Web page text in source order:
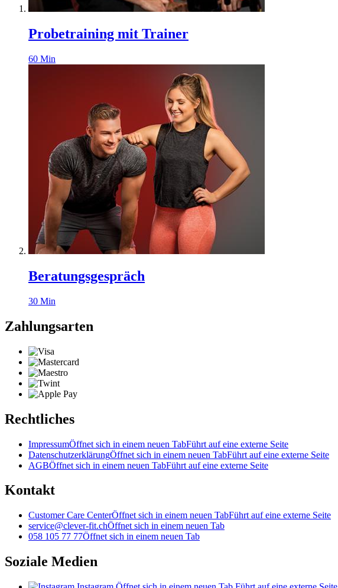
Probetraining mit Trainer
60 Min
Beratungsgespräch
30 Min
Zahlungsarten
Rechtliches
ImpressumÖffnet sich in einem neuen TabFührt auf eine externe Seite
DatenschutzerklärungÖffnet sich in einem neuen TabFührt auf eine externe Seite
AGBÖffnet sich in einem neuen TabFührt auf eine externe Seite
Kontakt
Customer Care CenterÖffnet sich in einem neuen TabFührt auf eine externe Seite
service@clever-fit.chÖffnet sich in einem neuen Tab
058 105 77 77Öffnet sich in einem neuen Tab
Soziale Medien